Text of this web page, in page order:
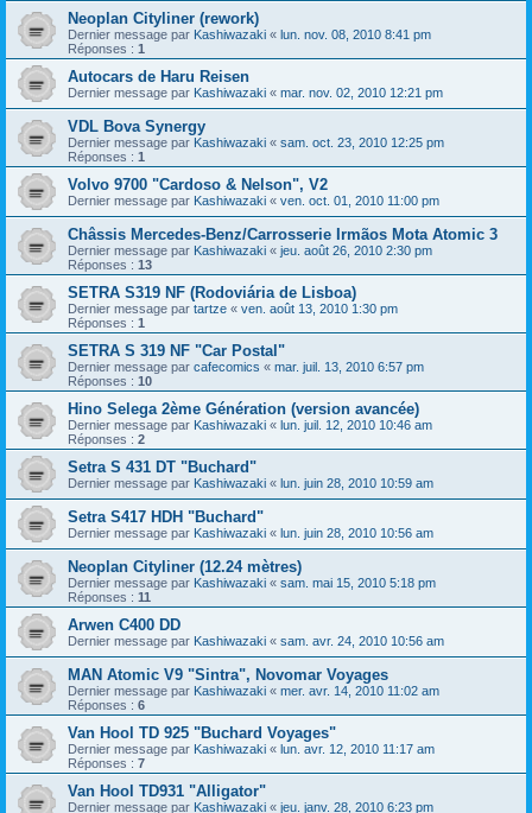
Neoplan Cityliner (rework)
Dernier message par Kashiwazaki « lun. nov. 08, 2010 8:41 pm
Réponses : 1
Autocars de Haru Reisen
Dernier message par Kashiwazaki « mar. nov. 02, 2010 12:21 pm
VDL Bova Synergy
Dernier message par Kashiwazaki « sam. oct. 23, 2010 12:25 pm
Réponses : 1
Volvo 9700 "Cardoso & Nelson", V2
Dernier message par Kashiwazaki « ven. oct. 01, 2010 11:00 pm
Châssis Mercedes-Benz/Carrosserie Irmãos Mota Atomic 3
Dernier message par Kashiwazaki « jeu. août 26, 2010 2:30 pm
Réponses : 13
SETRA S319 NF (Rodoviária de Lisboa)
Dernier message par tartze « ven. août 13, 2010 1:30 pm
Réponses : 1
SETRA S 319 NF "Car Postal"
Dernier message par cafecomics « mar. juil. 13, 2010 6:57 pm
Réponses : 10
Hino Selega 2ème Génération (version avancée)
Dernier message par Kashiwazaki « lun. juil. 12, 2010 10:46 am
Réponses : 2
Setra S 431 DT "Buchard"
Dernier message par Kashiwazaki « lun. juin 28, 2010 10:59 am
Setra S417 HDH "Buchard"
Dernier message par Kashiwazaki « lun. juin 28, 2010 10:56 am
Neoplan Cityliner (12.24 mètres)
Dernier message par Kashiwazaki « sam. mai 15, 2010 5:18 pm
Réponses : 11
Arwen C400 DD
Dernier message par Kashiwazaki « sam. avr. 24, 2010 10:56 am
MAN Atomic V9 "Sintra", Novomar Voyages
Dernier message par Kashiwazaki « mer. avr. 14, 2010 11:02 am
Réponses : 6
Van Hool TD 925 "Buchard Voyages"
Dernier message par Kashiwazaki « lun. avr. 12, 2010 11:17 am
Réponses : 7
Van Hool TD931 "Alligator"
Dernier message par Kashiwazaki « jeu. janv. 28, 2010 6:23 pm